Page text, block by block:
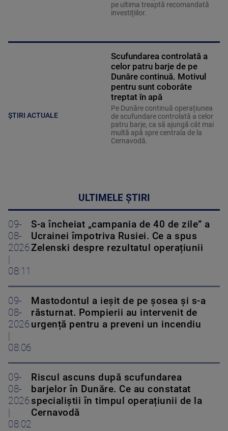
pe ultima treaptă recomandată
investițiilor.
ȘTIRI ACTUALE
Scufundarea controlată a
celor patru barje de pe
Dunăre continuă. Motivul
pentru sunt coborâte
treptat în apă
Pe Dunăre continuă operațiunea
de scufundare controlată a celor
patru barje, ca să ajungă cât mai
multă apă spre centrala de la
Cernavodă.
ULTIMELE ȘTIRI
09-
08-
2026
08:11
S-a încheiat „campania de 40 de zile” a
Ucrainei împotriva Rusiei. Ce a spus
Zelenski despre rezultatul operațiunii
09-
08-
2026
08:06
Mastodontul a ieșit de pe șosea și s-a
răsturnat. Pompierii au intervenit de
urgență pentru a preveni un incendiu
09-
08-
2026
08:02
Riscul ascuns după scufundarea
barjelor în Dunăre. Ce au constatat
specialiștii în timpul operațiunii de la
Cernavodă